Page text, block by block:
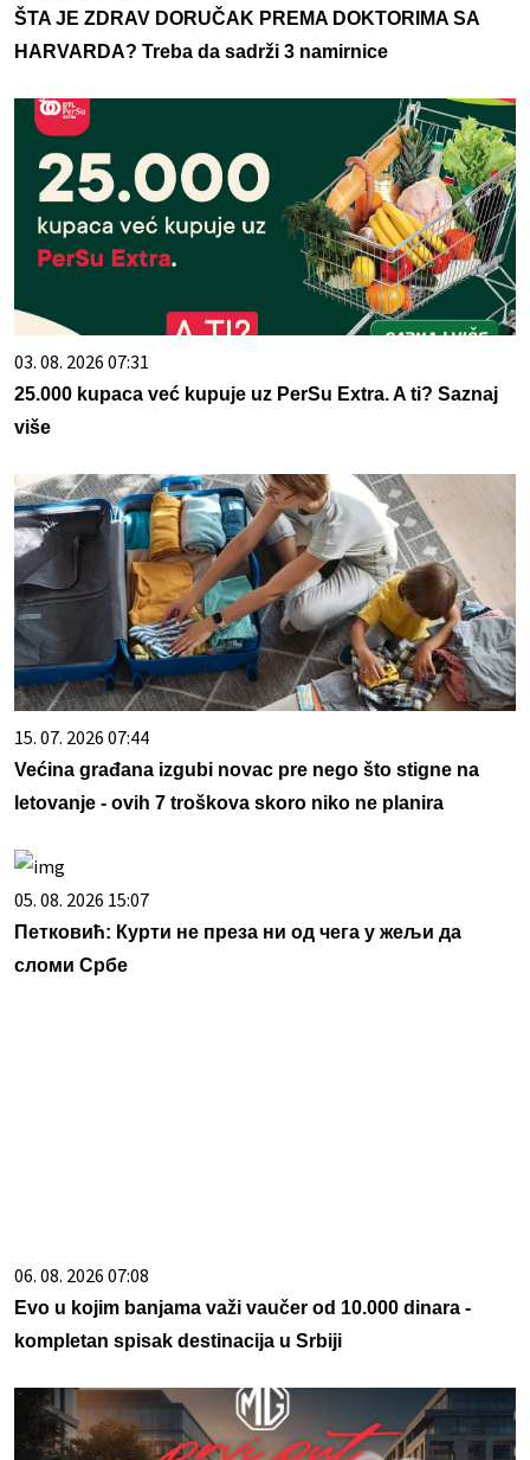
ŠTA JE ZDRAV DORUČAK PREMA DOKTORIMA SA
HARVARDA? Treba da sadrži 3 namirnice
03. 08. 2026 07:31
25.000 kupaca već kupuje uz PerSu Extra. A ti? Saznaj
više
15. 07. 2026 07:44
Većina građana izgubi novac pre nego što stigne na
letovanje - ovih 7 troškova skoro niko ne planira
05. 08. 2026 15:07
Петковић: Курти не преза ни од чега у жељи да
сломи Србе
06. 08. 2026 07:08
Evo u kojim banjama važi vaučer od 10.000 dinara -
kompletan spisak destinacija u Srbiji